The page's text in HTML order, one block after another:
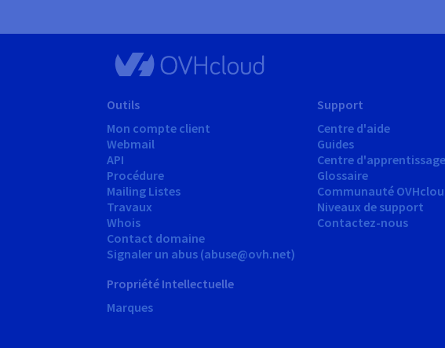
Outils
Mon compte client
Webmail
API
Procédure
Mailing Listes
Travaux
Whois
Contact domaine
Signaler un abus (abuse@ovh.net)
Propriété Intellectuelle
Marques
Support
Centre d'aide
Guides
Centre d'apprentissage
Glossaire
Communauté
Niveaux de support
Contactez-nous